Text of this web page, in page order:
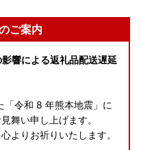
ご案内
影響による返礼品配送遅延
令和 8 年熊本地震」に
舞い申し上げます。
よりお祈りいたします。